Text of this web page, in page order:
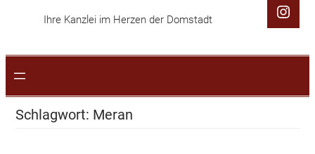
Ihre Kanzlei im Herzen der Domstadt
Schlagwort: Meran